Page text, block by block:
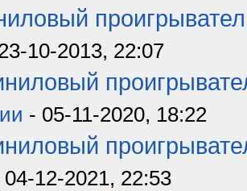
10-2013, 22:07
- 05-11-2020, 18:22
04-12-2021, 22:53